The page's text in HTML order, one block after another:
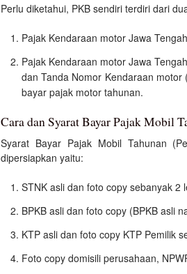
Perlu diketahui, PKB sendiri terdiri dari
Pajak Kendaraan motor Jawa
Pajak Kendaraan motor Jawa
dan Tanda Nomor Kendaraan
bayar pajak motor tahunan.
Cara dan Syarat Bayar Pajak Mobil
Syarat Bayar Pajak Mobil Tahunan
dipersiapkan yaitu:
STNK asli dan foto copy sebanyak 2
BPKB asli dan foto copy (BPKB asli
KTP asli dan foto copy KTP Pemilik
Foto copy domisili perusahaan,